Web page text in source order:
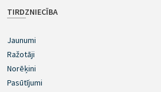
TIRDZNIECĪBA
Jaunumi
Ražotāji
Norēķini
Pasūtījumi